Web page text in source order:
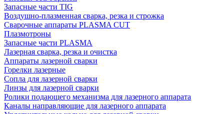
Запасные части TIG
Воздушно-плазменная сварка, резка и строжка
Сварочные аппараты PLASMA CUT
Плазмотроны
Запасные части PLASMA
Лазерная сварка, резка и очистка
Аппараты лазерной сварки
Горелки лазерные
Сопла для лазерной сварки
Линзы для лазерной сварки
Ролики подающего механизма для лазерного аппарата
Каналы направляющие для лазерного аппарата